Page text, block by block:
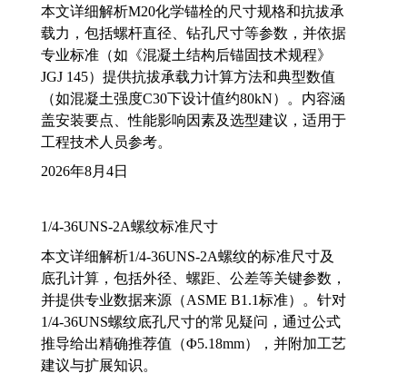
本文详细解析M20化学锚栓的尺寸规格和抗拔承
载力，包括螺杆直径、钻孔尺寸等参数，并依据
专业标准（如《混凝土结构后锚固技术规程》
JGJ 145）提供抗拔承载力计算方法和典型数值
（如混凝土强度C30下设计值约80kN）。内容涵
盖安装要点、性能影响因素及选型建议，适用于
工程技术人员参考。
2026年8月4日
1/4-36UNS-2A螺纹标准尺寸
本文详细解析1/4-36UNS-2A螺纹的标准尺寸及
底孔计算，包括外径、螺距、公差等关键参数，
并提供专业数据来源（ASME B1.1标准）。针对
1/4-36UNS螺纹底孔尺寸的常见疑问，通过公式
推导给出精确推荐值（Φ5.18mm），并附加工艺
建议与扩展知识。